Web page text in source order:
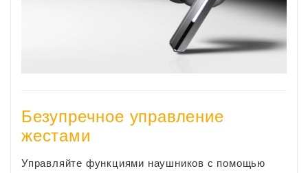
Безупречное управление
жестами
Управляйте функциями наушников с помощью